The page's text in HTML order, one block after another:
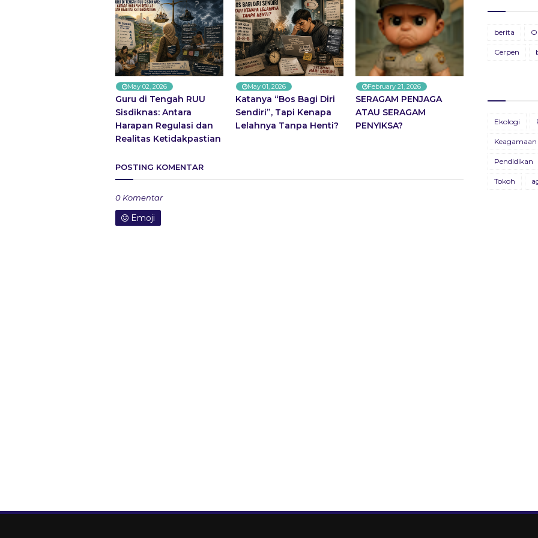
May 02, 2026
Guru di Tengah RUU
Sisdiknas: Antara
Harapan Regulasi dan
Realitas Ketidakpastian
May 01, 2026
Katanya “Bos Bagi Diri
Sendiri”, Tapi Kenapa
Lelahnya Tanpa Henti?
February 21, 2026
SERAGAM PENJAGA
ATAU SERAGAM
PENYIKSA?
POSTING KOMENTAR
0 Komentar
Emoji
berita
Cerpen
Ekologi
Keagamaan
Pendidikan
Tokoh